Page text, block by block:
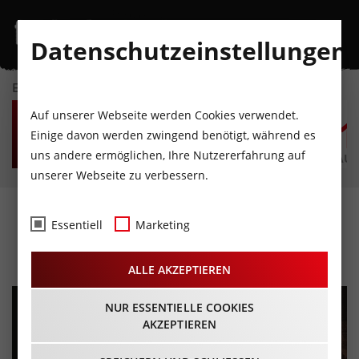
EVENTKALENDER
SA
8
AUGUST
SO
9
AUGUST
MO
10
AUGUST
DI
11
AUGUST
MI
12
AUGUST
Passionsspiele Erl
19.07.2025 - Beginn 13:30 Uhr
Datenschutzeinstellungen
Auf unserer Webseite werden Cookies verwendet.
Einige davon werden zwingend benötigt, während es
uns andere ermöglichen, Ihre Nutzererfahrung auf
unserer Webseite zu verbessern.
Essentiell Marketing
ALLE AKZEPTIEREN
NUR ESSENTIELLE COOKIES
AKZEPTIEREN